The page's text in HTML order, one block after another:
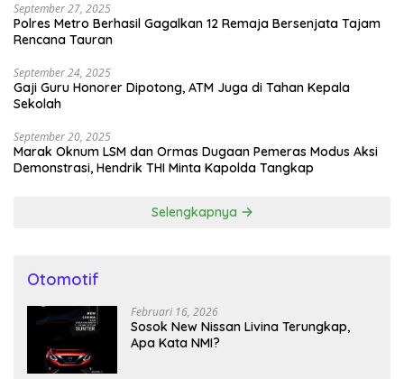
September 27, 2025
Polres Metro Berhasil Gagalkan 12 Remaja Bersenjata Tajam
Rencana Tauran
September 24, 2025
Gaji Guru Honorer Dipotong, ATM Juga di Tahan Kepala
Sekolah
September 20, 2025
Marak Oknum LSM dan Ormas Dugaan Pemeras Modus Aksi
Demonstrasi, Hendrik THI Minta Kapolda Tangkap
Selengkapnya
Otomotif
Februari 16, 2026
Sosok New Nissan Livina Terungkap,
Apa Kata NMI?